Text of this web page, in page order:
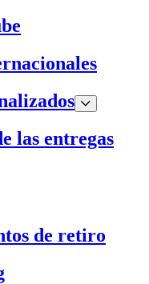
las entregas
de retiro